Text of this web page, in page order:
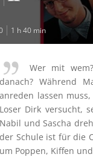
1 h 40 min
Wer mit
danach? Während
anreden lassen
Loser Dirk versucht,
Nabil und Sascha
der Schule ist für die
um Poppen, Kiffen